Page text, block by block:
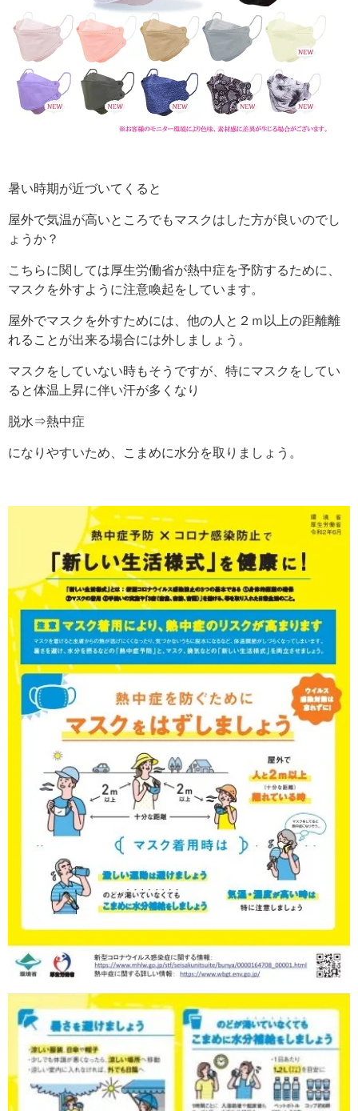
暑い時期が近づいてくると
屋外で気温が高いところでもマスクはした方が良いのでし
ょうか？
こちらに関しては厚生労働省が熱中症を予防するために、
マスクを外すように注意喚起をしています。
屋外でマスクを外すためには、他の人と２ｍ以上の距離離
れることが出来る場合には外しましょう。
マスクをしていない時もそうですが、特にマスクをしてい
ると体温上昇に伴い汗が多くなり
脱水⇒熱中症
になりやすいため、こまめに水分を取りましょう。